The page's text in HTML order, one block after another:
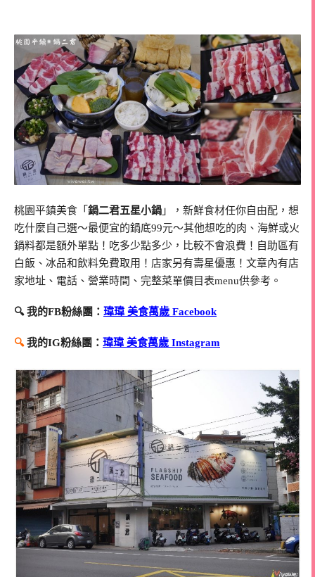
桃園平鎮美食「 鍋二君五星小鍋 」，新鮮食材任你自由配，想
吃什麼自己選～最便宜的鍋底99元～其他想吃的肉、海鮮或火
鍋料都是額外單點！吃多少點多少，比較不會浪費！自助區有
白飯、冰品和飲料免費取用！店家另有壽星優惠！文章內有店
家地址、電話、營業時間、完整菜單價目表menu供參考。
🔍 我的FB粉絲團： 瑋瑋 美食萬歲 Facebook
🔍我的IG粉絲團： 瑋瑋 美食萬歲 Instagram